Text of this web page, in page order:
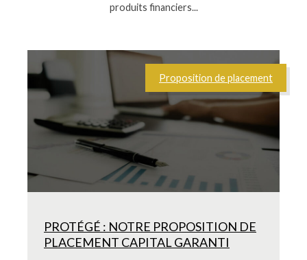
produits financiers...
Proposition de placement
PROTÉGÉ : NOTRE PROPOSITION DE
PLACEMENT CAPITAL GARANTI